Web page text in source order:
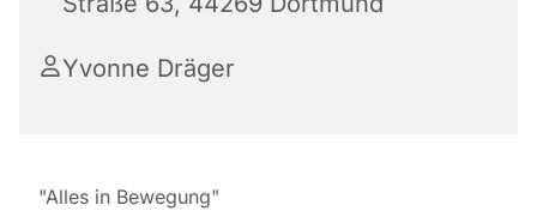
Yvonne Dräger
"Alles in Bewegung"